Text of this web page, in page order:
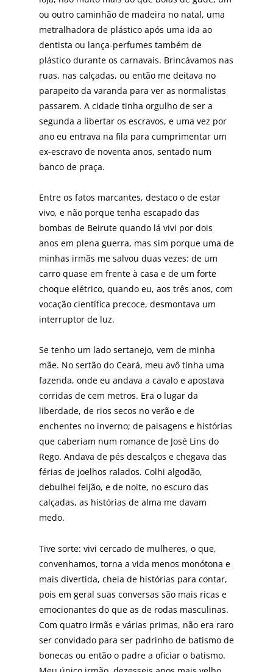
ou outro caminhão de madeira no natal, uma
metralhadora de plástico após uma ida ao
dentista ou lança-perfumes também de
plástico durante os carnavais. Brincávamos nas
ruas, nas calçadas, ou então me deitava no
parapeito da varanda para ver as normalistas
passarem. A cidade tinha orgulho de ser a
segunda a libertar os escravos, e uma vez por
ano eu entrava na fila para cumprimentar um
ex-escravo de noventa anos, sentado num
banco de praça.
Entre os fatos marcantes, destaco o de estar
vivo, e não porque tenha escapado das
bombas de Beirute quando lá vivi por dois
anos em plena guerra, mas sim porque uma de
minhas irmãs me salvou duas vezes: de um
carro quase em frente à casa e de um forte
choque elétrico, quando eu, aos três anos, com
vocação científica precoce, desmontava um
interruptor de luz.
Se tenho um lado sertanejo, vem de minha
mãe. No sertão do Ceará, meu avô tinha uma
fazenda, onde eu andava a cavalo e apostava
corridas de cem metros. Era o lugar da
liberdade, de rios secos no verão e de
enchentes no inverno; de paisagens e histórias
que caberiam num romance de José Lins do
Rego. Andava de pés descalços e chegava das
férias de joelhos ralados. Colhi algodão,
debulhei feijão, e de noite, no escuro das
calçadas, as histórias de alma me davam
medo.
Tive sorte: vivi cercado de mulheres, o que,
convenhamos, torna a vida menos monótona e
mais divertida, cheia de histórias para contar,
pois em geral suas conversas são mais ricas e
emocionantes do que as de rodas masculinas.
Com quatro irmãs e várias primas, não era raro
ser convidado para ser padrinho de batismo de
bonecas ou então o padre a oficiar o batismo.